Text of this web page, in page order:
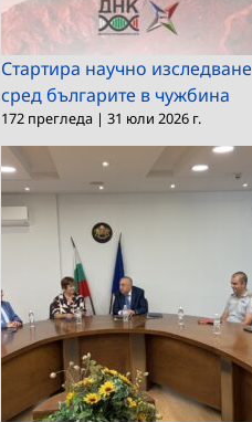
Стартира научно изследване
сред българите в чужбина
172 прегледа | 31 юли 2026 г.